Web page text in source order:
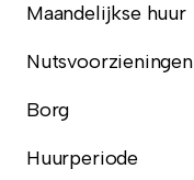
Maandelijkse huur
Nutsvoorzieningen
Borg
Huurperiode